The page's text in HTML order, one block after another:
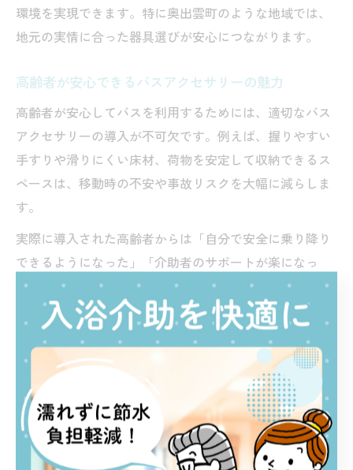
環境を実現できます。特に奥出雲町のような地域では、
地元の実情に合った器具選びが安心につながります。
高齢者が安心できるバスアクセサリーの魅力
高齢者が安心してバスを利用するためには、適切なバス
アクセサリーの導入が不可欠です。例えば、握りやすい
手すりや滑りにくい床材、荷物を安定して収納できるス
ペースは、移動時の不安や事故リスクを大幅に減らしま
す。
実際に導入された高齢者からは「自分で安全に乗り降り
できるようになった」「介助者のサポートが楽になっ
た」といった声が寄せられています。バス会社も利用者
の声を反映し、日々改良を重ねているのが特徴です。
導入時は、アクセサリーの耐久性や設置場所、日々のメ
ンテナンス方法も確認しましょう。地域の特性や利用者
の要望に合わせたバスアクセサリーを選ぶことで、安
心・快適な移動環境が実現します。